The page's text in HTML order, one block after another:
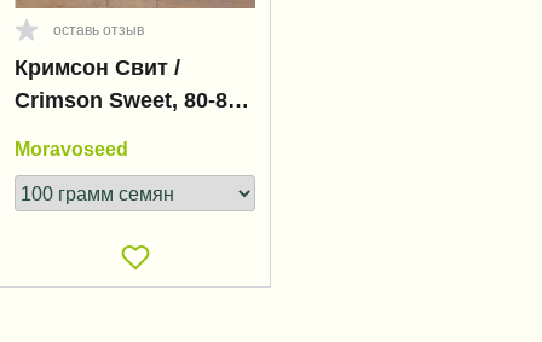
оставь отзыв
Кримсон Свит /
Crimson Sweet, 80-85
Moravoseed